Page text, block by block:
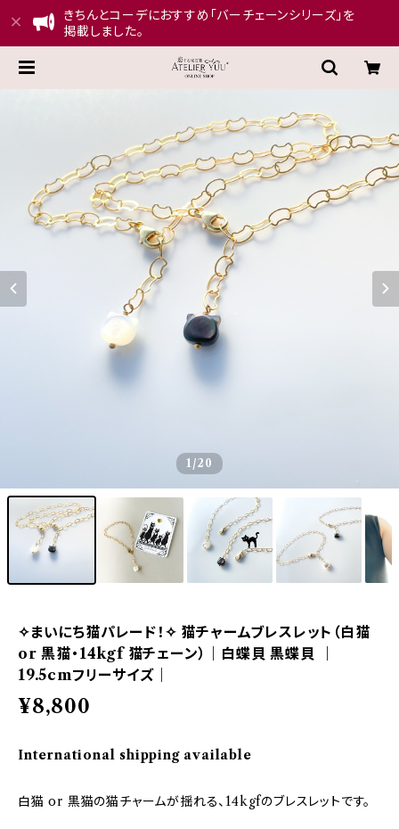
きちんとコーデにおすすめ「バーチェーンシリーズ」を
掲載しました。
1/20
✧まいにち猫パレード！✧ 猫チャームブレスレット（白猫
or 黒猫・14kgf 猫チェーン）｜白蝶貝 黒蝶貝 ｜
19.5cmフリーサイズ｜
¥8,800
International shipping available
白猫 or 黒猫の猫チャームが揺れる、14kgfのブレスレットです。